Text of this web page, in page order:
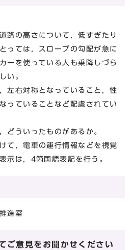
路の高さについて，低すぎたり
っては，スロープの勾配が急に
ーを使っている人も乗降しづら
い。
左右対称となっていること，性
っていることなど配慮されてい
どういったものがあるか。
，電車の運行情報などを視覚
示は，4箇国語表記を行う。
進室
ご意見をお聞かせください